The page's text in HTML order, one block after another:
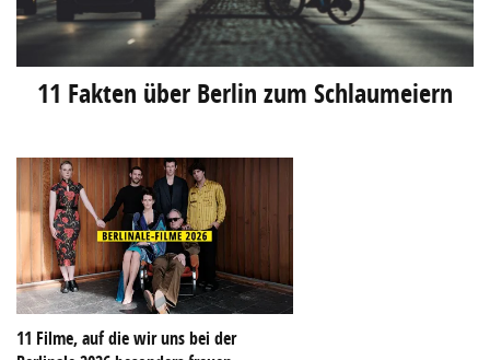
11 Fakten über Berlin zum Schlaumeiern
11 Filme, auf die wir uns bei der